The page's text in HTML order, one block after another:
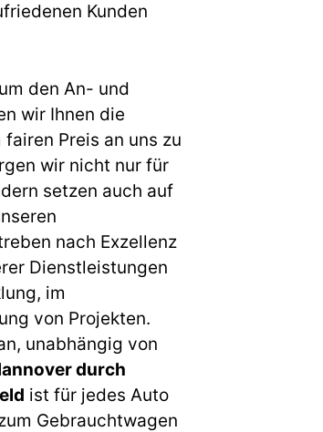
Kunden
den An- und
wir Ihnen die
Preis an uns zu
wir nicht nur für
setzen auch auf
nach Exzellenz
Dienstleistungen
im
von Projekten.
unabhängig von
durch
ist für jedes Auto
Gebrauchtwagen